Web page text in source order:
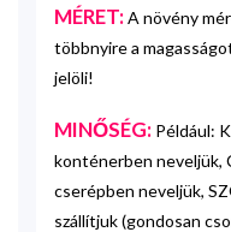
MÉRET:A növény
többnyire a
jelöli!
MINŐSÉG: Például:
konténerben neveljük,
cserépben neveljük,
szállítjuk (gondosan